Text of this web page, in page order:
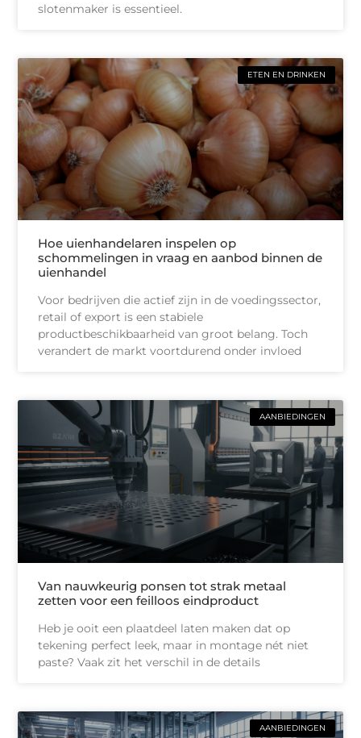
slotenmaker is essentieel.
ETEN EN DRINKEN
Hoe uienhandelaren inspelen op
schommelingen in vraag en aanbod binnen de
uienhandel
Voor bedrijven die actief zijn in de voedingssector,
retail of export is een stabiele
productbeschikbaarheid van groot belang. Toch
verandert de markt voortdurend onder invloed
AANBIEDINGEN
Van nauwkeurig ponsen tot strak metaal
zetten voor een feilloos eindproduct
Heb je ooit een plaatdeel laten maken dat op
tekening perfect leek, maar in montage nét niet
paste? Vaak zit het verschil in de details
AANBIEDINGEN